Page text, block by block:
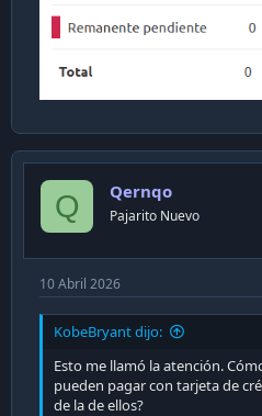
Q Qernqo
Pajarito Nuevo
10 Abril 2026
KobeBryant dijo:
Esto me llamó la atención.
pueden pagar con tarjeta de
de la de ellos?